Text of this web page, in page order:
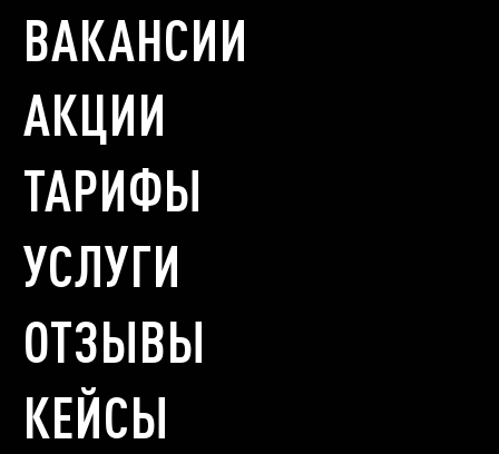
ВАКАНСИИ
АКЦИИ
ТАРИФЫ
УСЛУГИ
ОТЗЫВЫ
КЕЙСЫ